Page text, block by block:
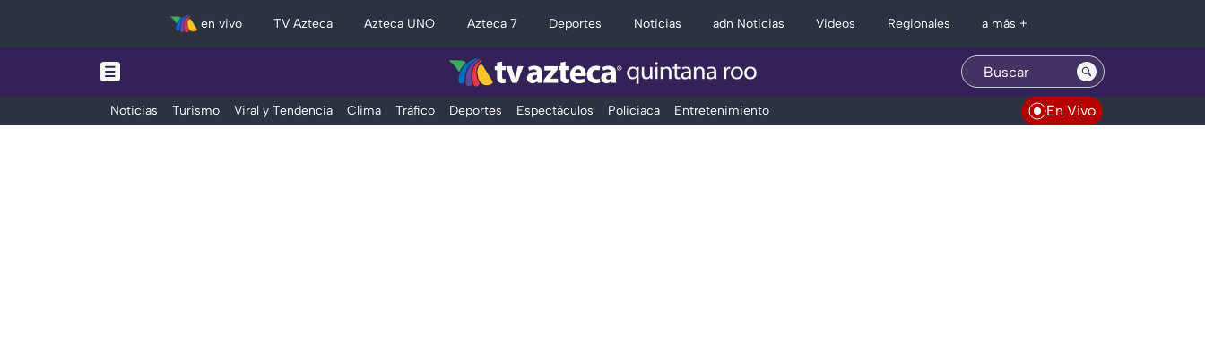
en vivo TV Azteca Azteca UNO Azteca 7 Deportes Noticias adn Noticias Videos Regionales a más +
Noticias Turismo Viral y Tendencia Clima Tráfico Deportes Espectáculos Policiaca Entretenimiento En Vivo